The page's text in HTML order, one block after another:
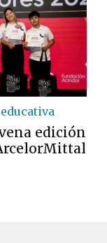
edición